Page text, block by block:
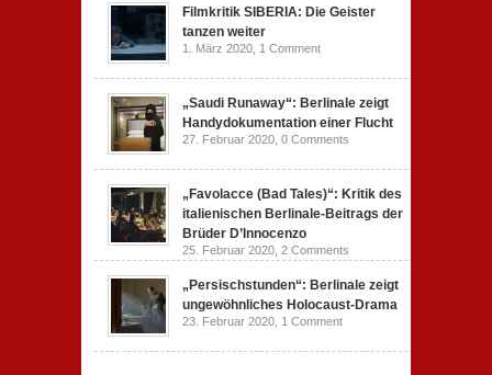
Filmkritik SIBERIA: Die Geister
tanzen weiter
1. März 2020, 1 Comment
„Saudi Runaway“: Berlinale zeigt
Handydokumentation einer Flucht
27. Februar 2020, 0 Comments
„Favolacce (Bad Tales)“: Kritik des
italienischen Berlinale-Beitrags der
Brüder D’Innocenzo
25. Februar 2020, 2 Comments
„Persischstunden“: Berlinale zeigt
ungewöhnliches Holocaust-Drama
23. Februar 2020, 1 Comment